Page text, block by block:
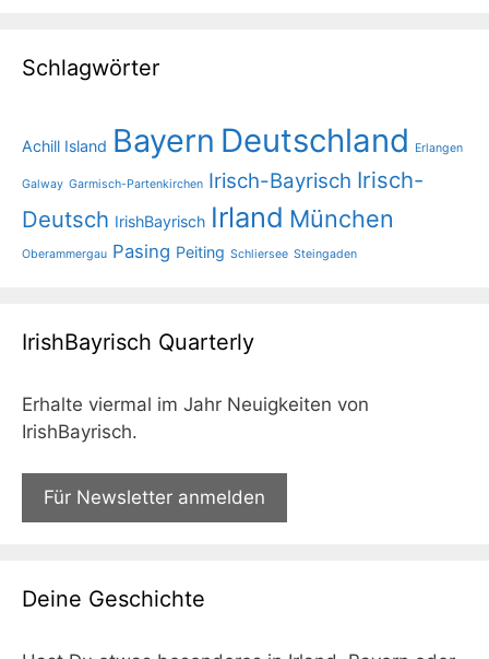
Schlagwörter
Achill Island Bayern Deutschland Erlangen
Galway Garmisch-Partenkirchen Irisch-Bayrisch Irisch-
Deutsch IrishBayrisch Irland München
Oberammergau Pasing Peiting Schliersee Steingaden
IrishBayrisch Quarterly
Erhalte viermal im Jahr Neuigkeiten von
IrishBayrisch.
Für Newsletter anmelden
Deine Geschichte